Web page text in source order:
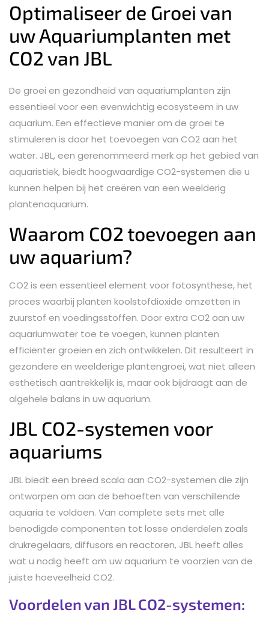
Optimaliseer de Groei van
uw Aquariumplanten met
CO2 van JBL
De groei en gezondheid van aquariumplanten zijn
essentieel voor een evenwichtig ecosysteem in uw
aquarium. Een effectieve manier om de groei te
stimuleren is door het toevoegen van CO2 aan het
water. JBL, een gerenommeerd merk op het gebied van
aquaristiek, biedt hoogwaardige CO2-systemen die u
kunnen helpen bij het creëren van een weelderig
plantenaquarium.
Waarom CO2 toevoegen aan
uw aquarium?
CO2 is een essentieel element voor fotosynthese, het
proces waarbij planten koolstofdioxide omzetten in
zuurstof en voedingsstoffen. Door extra CO2 aan uw
aquariumwater toe te voegen, kunnen planten
efficiënter groeien en zich ontwikkelen. Dit resulteert in
gezondere en weelderige plantengroei, wat niet alleen
esthetisch aantrekkelijk is, maar ook bijdraagt aan de
algehele balans in uw aquarium.
JBL CO2-systemen voor
aquariums
JBL biedt een breed scala aan CO2-systemen die zijn
ontworpen om aan de behoeften van verschillende
aquaria te voldoen. Van complete sets met alle
benodigde componenten tot losse onderdelen zoals
drukregelaars, diffusors en reactoren, JBL heeft alles
wat u nodig heeft om uw aquarium te voorzien van de
juiste hoeveelheid CO2.
Voordelen van JBL CO2-systemen: